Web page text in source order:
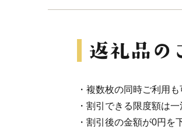
・複数枚の同時ご利用も
・割引できる限度額は
・割引後の金額が0円を